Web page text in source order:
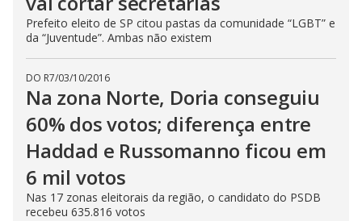
Prefeito eleito de SP citou pastas da comunidade “LGBT” e
da “Juventude”. Ambas não existem
DO R7/03/10/2016
Na zona Norte, Doria conseguiu
60% dos votos; diferença entre
Haddad e Russomanno ficou em
6 mil votos
Nas 17 zonas eleitorais da região, o candidato do PSDB
recebeu 635.816 votos